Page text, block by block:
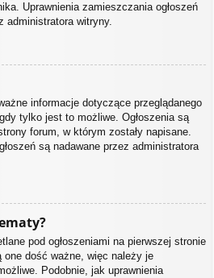
Uprawnienia zamieszczania ogłoszeń
administratora witryny.
informacje dotyczące przeglądanego
tylko jest to możliwe. Ogłoszenia są
forum, w którym zostały napisane.
są nadawane przez administratora
pod ogłoszeniami na pierwszej stronie
one dość ważne, więc należy je
Podobnie, jak uprawnienia